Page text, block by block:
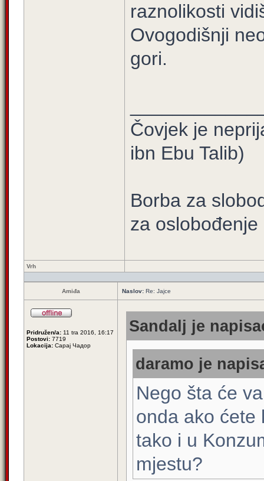
raznolikosti
Ovogodišnji
gori.
Čovjek je
ibn Ebu Talib)
Borba za
za
Vrh
Amiđa Naslov: Re: Jajce
Pridružen/a: 11 tra 2016, 16:17
Postovi: 7719
Lokacija: Сарај Чадор
Sandalj je
daramo je
Nego šta će
onda ako ćete
tako i u
mjestu?